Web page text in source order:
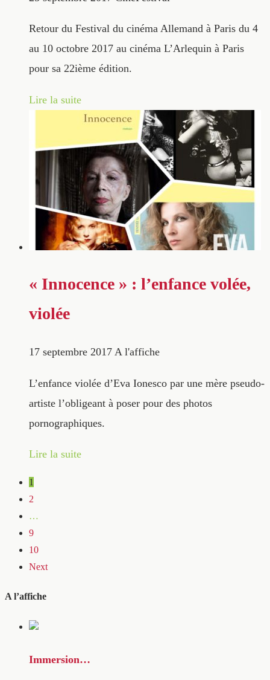
Retour du Festival du cinéma Allemand à Paris du 4
au 10 octobre 2017 au cinéma L’Arlequin à Paris
pour sa 22ième édition.
Lire la suite
« Innocence » : l’enfance volée,
violée
17 septembre 2017 A l'affiche
L’enfance violée d’Eva Ionesco par une mère pseudo-
artiste l’obligeant à poser pour des photos
pornographiques.
Lire la suite
1
2
…
9
10
Next
A l’affiche
Immersion…